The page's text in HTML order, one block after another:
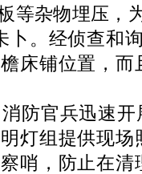
等杂物埋压，
卜。经侦查和
床铺位置，而
防官兵迅速
灯组提供现场
哨，防止在